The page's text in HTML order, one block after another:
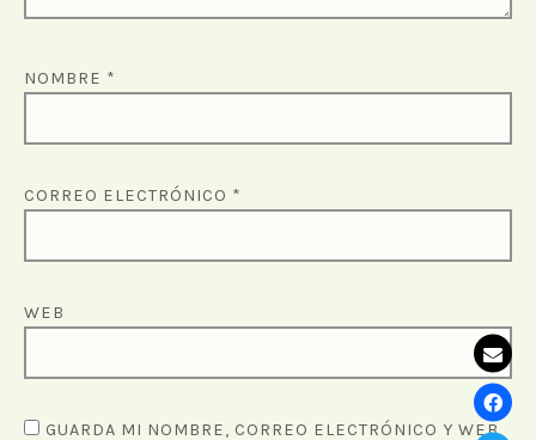
NOMBRE *
CORREO ELECTRÓNICO *
WEB
GUARDA MI NOMBRE, CORREO ELECTRÓNICO Y WEB